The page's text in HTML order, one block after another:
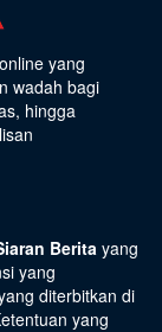
yang
wadah bagi
hingga
Berita yang
yang
diterbitkan di
yang